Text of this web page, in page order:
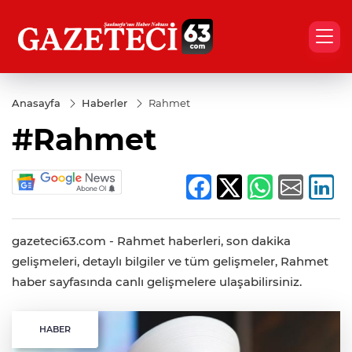
Anasayfa Haberler Rahmet
#Rahmet
gazeteci63.com - Rahmet haberleri, son dakika
gelişmeleri, detaylı bilgiler ve tüm gelişmeler, Rahmet
haber sayfasında canlı gelişmelere ulaşabilirsiniz.
HABER